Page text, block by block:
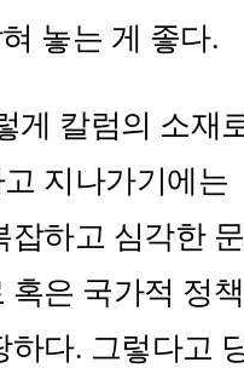
혀 놓는 게 좋다.
게 칼럼의 소재
지나가기에는
잡하고 심각한
혹은 국가적 정
하다. 그렇다고